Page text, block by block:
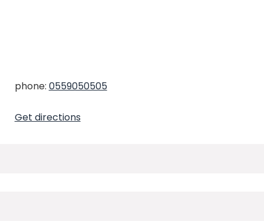
phone: 0559050505
Get directions